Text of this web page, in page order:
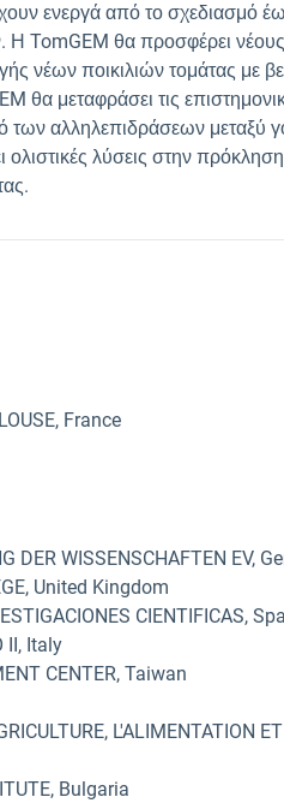
ενεργά από το σχεδιασμό
TomGEM θα προσφέρει
νέων ποικιλιών τομάτας με
θα μεταφράσει τις
των αλληλεπιδράσεων μεταξύ
ολιστικές λύσεις στην
France
DER WISSENSCHAFTEN EV,
United Kingdom
CIENTIFICAS,
II, Italy
CENTER, Taiwan
L'ALIMENTATION
Bulgaria